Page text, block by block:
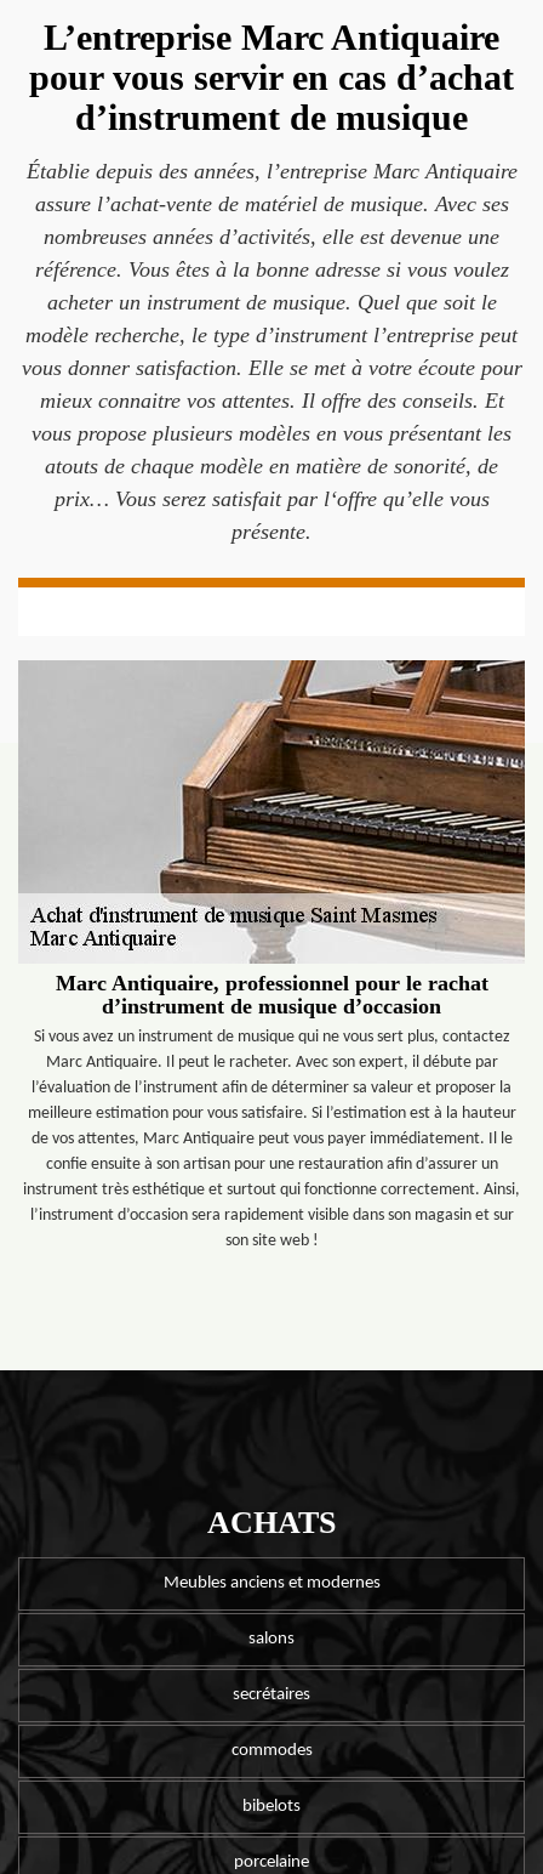
L’entreprise Marc Antiquaire
pour vous servir en cas d’achat
d’instrument de musique
Établie depuis des années, l’entreprise Marc Antiquaire
assure l’achat-vente de matériel de musique. Avec ses
nombreuses années d’activités, elle est devenue une
référence. Vous êtes à la bonne adresse si vous voulez
acheter un instrument de musique. Quel que soit le
modèle recherche, le type d’instrument l’entreprise peut
vous donner satisfaction. Elle se met à votre écoute pour
mieux connaitre vos attentes. Il offre des conseils. Et
vous propose plusieurs modèles en vous présentant les
atouts de chaque modèle en matière de sonorité, de
prix… Vous serez satisfait par l‘offre qu’elle vous
présente.
Marc Antiquaire, professionnel pour le rachat
d’instrument de musique d’occasion
Si vous avez un instrument de musique qui ne vous sert plus, contactez
Marc Antiquaire. Il peut le racheter. Avec son expert, il débute par
l’évaluation de l’instrument afin de déterminer sa valeur et proposer la
meilleure estimation pour vous satisfaire. Si l’estimation est à la hauteur
de vos attentes, Marc Antiquaire peut vous payer immédiatement. Il le
confie ensuite à son artisan pour une restauration afin d’assurer un
instrument très esthétique et surtout qui fonctionne correctement. Ainsi,
l’instrument d’occasion sera rapidement visible dans son magasin et sur
son site web !
ACHATS
Meubles anciens et modernes
salons
secrétaires
commodes
bibelots
porcelaine